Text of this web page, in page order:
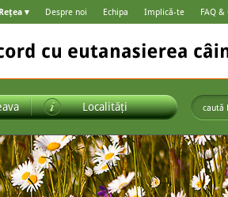
Localități
Despre noi Echipa Implică-te FAQ &
Rețea ▾